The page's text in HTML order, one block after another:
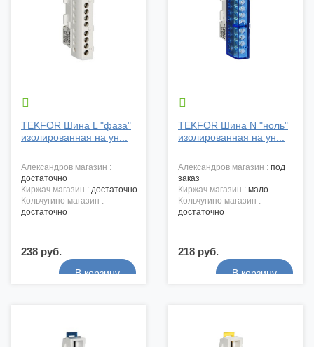

TEKFOR Шина L "фаза"
изолированная на ун...
александров магазин :
достаточно
киржач магазин : достаточно
кольчугино магазин :
достаточно
238 руб.

TEKFOR Шина N "ноль"
изолированная на ун...
александров магазин : под
заказ
киржач магазин : мало
кольчугино магазин :
достаточно
218 руб.